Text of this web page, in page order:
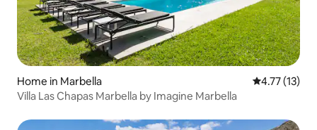
Home in Marbella 4.77 out of 5
4.77 (13)
Villa Las Chapas Marbella by Imagine Marbella